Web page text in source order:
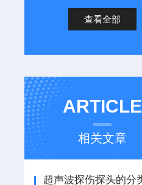
查看全部
ARTICLE
相关文章